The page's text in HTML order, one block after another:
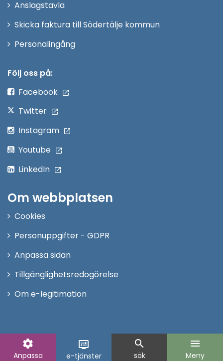
settings
Anpassa
display_settings
e-tjänster
search
sök
menu
Meny
fönster
Anslagstavla
Skicka faktura till Södertälje kommun
PersonalingångÖppna
Följ oss på:
Facebook
Twitter
Instagram
Youtube
LinkedIn
Om webbplatsen
Cookies
Personuppgifter - GDPR
Anpassa sidan
Tillgänglighetsredogörelse
Om e-legitimation